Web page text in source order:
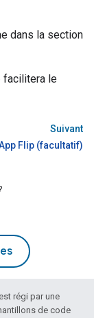
dans la section
facilitera le
Suivant
Flip (facultatif)
régi par une
de code